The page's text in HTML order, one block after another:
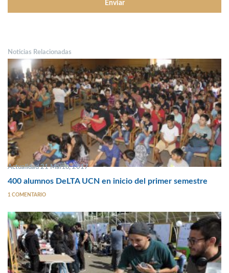
Noticias Relacionadas
Actualidad 21 Marzo, 2017
400 alumnos DeLTA UCN en inicio del primer semestre
1 COMENTARIO